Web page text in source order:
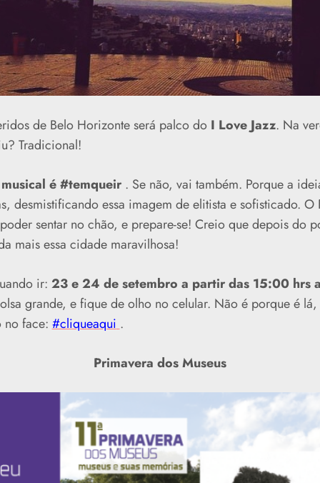
de Belo Horizonte será palco doI Love Jazz. Na
Tradicional!
é #temqueir. Se não, vai também. Porque a
desmistificando essa imagem de elitista e sofisticado. O
sentar no chão, e prepare-se! Creio que depois do
mais essa cidade maravilhosa!
ir: 23 e 24 de setembro a partir das 15:00 hrs
grande, e fique de olho no celular. Não é porque é
no face: #cliqueaqui .
Primavera dos Museus